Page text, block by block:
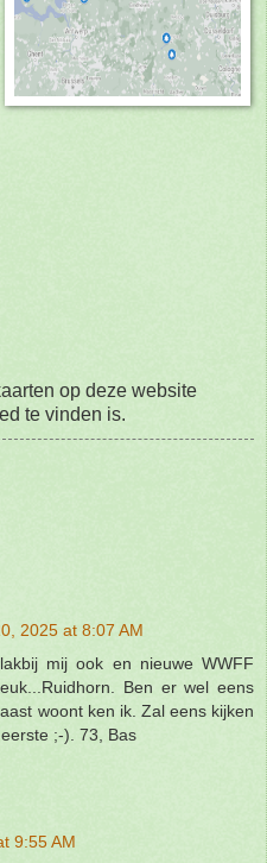
op deze website
te vinden is.
2025 at 8:07 AM
mij ook en nieuwe WWFF
Ben er wel eens
woont ken ik. Zal eens kijken
;-). 73, Bas
9:55 AM